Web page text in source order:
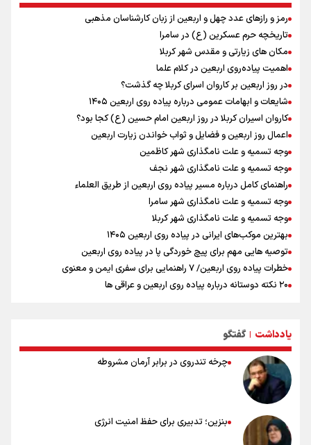
وزیر خارجه مصر: رژیم اسراییل بدون تامین حقوق مشروع مردم فلسطین
امنیت نخواهد داشت
سرپرست خانوار
نشست وزیران خارجه مصر، ترکیه، پاکستان و عربستان با محوریت تحولات
منطقه
فیدان: حماس به تعهدات خود عمل کرد، امّا اسرائیل برنامه‌ای برای صلح
ندارد
ارائه بیش از ۲ میلیون خدمات بهداشتی-درمانی به زائران اربعین
رمز و رازهای عدد چهل و اربعین از زبان کارشناسان مذهبی
تاریخچه حرم عسکرین (ع) در سامرا
مکان های زیارتی و مقدس شهر کربلا
اهمیت پیاده‌روی اربعین در کلام علما
در روز اربعین بر کاروان اسرای کربلا چه گذشت؟
شایعات و ابهامات عمومی درباره پیاده روی اربعین ۱۴۰۵
کاروان اسیران کربلا در روز اربعین امام حسین (ع) کجا بود؟
اعمال روز اربعین و فضایل و ثواب خواندن زیارت اربعین
وجه تسمیه و علت نامگذاری شهر کاظمین
وجه تسمیه و علت نامگذاری شهر نجف
راهنمای کامل درباره مسیر پیاده روی اربعین از طریق العلماء
وجه تسمیه و علت نامگذاری شهر سامرا
وجه تسمیه و علت نامگذاری شهر کربلا
بهترین موکب‌های ایرانی در پیاده روی اربعین ۱۴۰۵
توصیه هایی مهم برای پیچ خوردگی پا در پیاده روی اربعین
خطرات پیاده روی اربعین/ ۷ راهنمایی برای سفری ایمن و معنوی
۲۰ نکته دوستانه درباره پیاده روی اربعین و عراقی ها
توصیه های کاربردی برای زائران در پیاده روی اربعین
یادداشت | گفتگو
چرخه تندروی در برابر آرمان مشروطه
بنزین؛ تدبیری برای حفظ امنیت انرژی